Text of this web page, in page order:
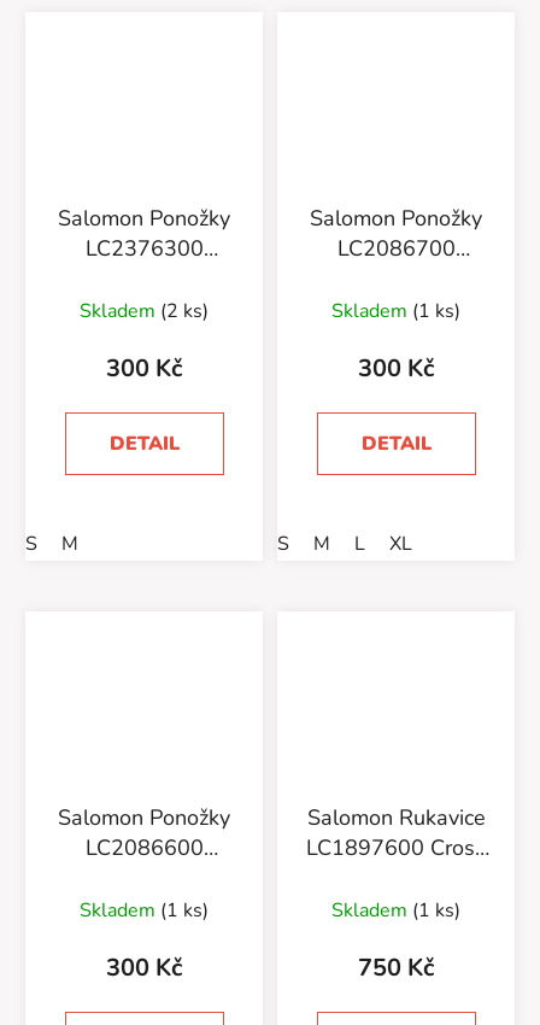
Salomon Ponožky
LC2376300
Pack
Skladem (2 ks)
300 Kč
DETAIL
S M
Salomon Ponožky
LC2086700
Pack
Skladem (1 ks)
300 Kč
DETAIL
S M L XL
Salomon Ponožky
LC2086600
Pack
Skladem (1 ks)
300 Kč
Salomon Rukavice
LC1897600 Cross
Deep Black
Skladem (1 ks)
750 Kč